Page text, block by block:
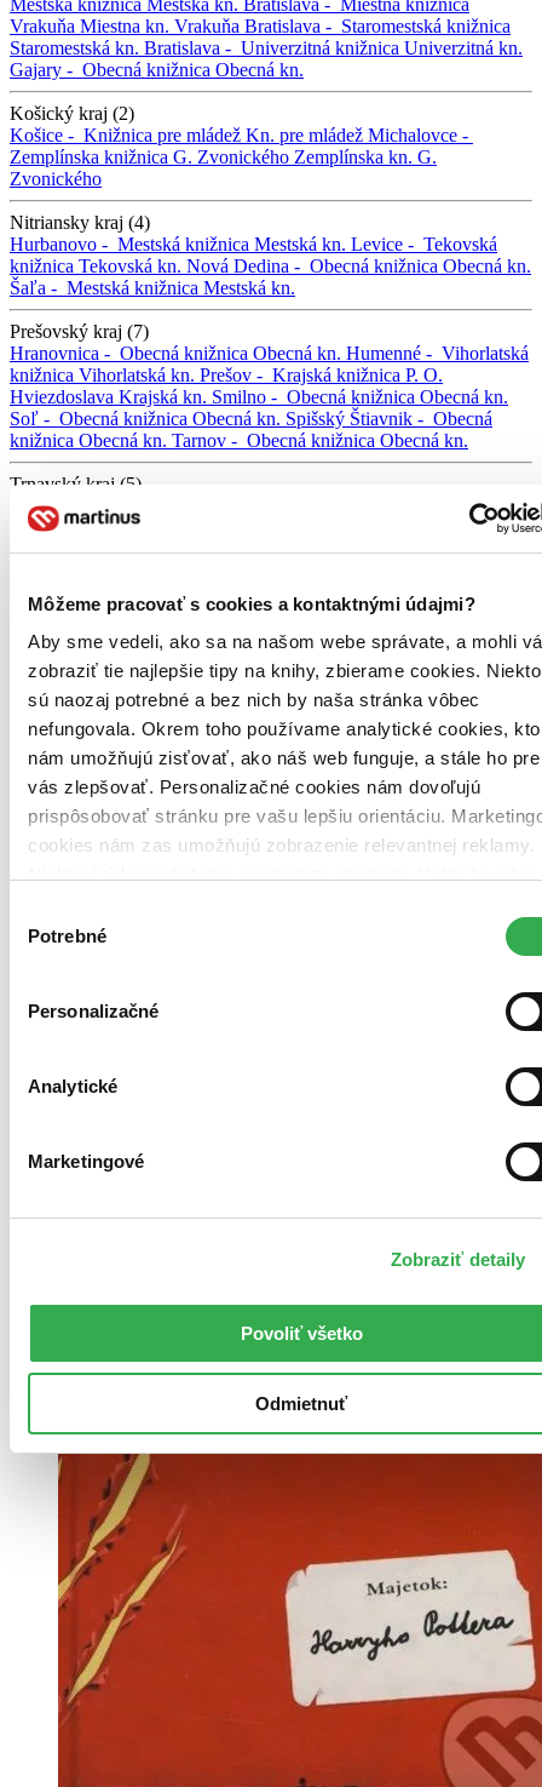
Môžeme pracovať s cookies a kontaktnými údajmi?
Aby sme vedeli, ako sa na našom webe správate, a mohli
zobraziť tie najlepšie tipy na knihy, zbierame cookies.
sú naozaj potrebné a bez nich by naša stránka vôbec
nefungovala. Okrem toho používame analytické cookies,
nám umožňujú zisťovať, ako náš web funguje, a stále ho pre
vás zlepšovať. Personalizačné cookies nám dovoľujú
prispôsobovať stránku pre vašu lepšiu orientáciu.
cookies nám zas umožňujú zobrazenie relevantnej reklamy.
Ďakujeme!
súhlasu
Potrebné
Personalizačné
Analytické
Marketingové
Zobraziť detaily
Povoliť všetko
Odmietnuť
Mestská knižnica Mestská kn. Bratislava -
Miestna knižnica
Vrakuňa Miestna kn. Vrakuňa Bratislava - Staromestská knižnica
Staromestská kn. Bratislava - Univerzitná knižnica Univerzitná kn.
Gajary - Obecná knižnica Obecná kn.
Košický kraj (2)
Košice - Knižnica pre mládež Kn. pre mládež Michalovce -
Zemplínska knižnica G. Zvonického Zemplínska kn. G.
Zvonického
Nitriansky kraj (4)
Hurbanovo - Mestská knižnica Mestská kn. Levice - Tekovská
knižnica Tekovská kn. Nová Dedina - Obecná knižnica Obecná kn.
Šaľa - Mestská knižnica Mestská kn.
Prešovský kraj (7)
Hranovnica - Obecná knižnica Obecná kn. Humenné - Vihorlatská
knižnica Vihorlatská kn. Prešov - Krajská knižnica P. O.
Hviezdoslava Krajská kn. Smilno - Obecná knižnica Obecná kn.
Soľ - Obecná knižnica Obecná kn. Spišský Štiavnik - Obecná
knižnica Obecná kn. Tarnov - Obecná knižnica Obecná kn.
Trnavský kraj (5)
Dunajská Streda -
Žitnoostrovská kn.
Galanta -Galantská knižnica
Mestská
knižnica Mestská kn. Senica -Záhorská knižnica Záhorská kn.
Žilinský kraj (2)
Dolný Kubín -Oravská knižnica A. Habovštiaka Oravská kn. A.
Habovštiaka
Mestská knižnica
Trenčiansky kraj (0)
Zdroj informácií:
. Údaje hovoria o tom, že kniha je v
evidencii danej knižnice, môže však už byť aktuálne požičaná. Tu
nájdetezoznam všetkých viac ako 200 slovenských knižníc, o
ktorých máme údaje.